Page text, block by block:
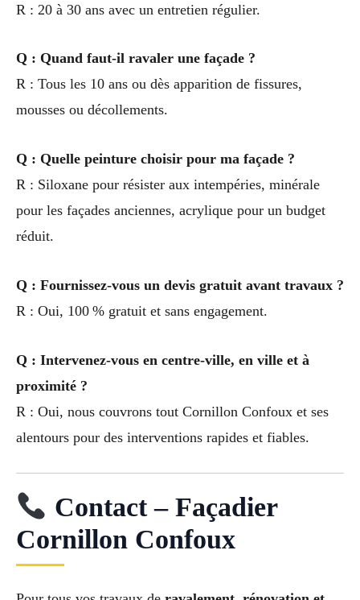
R : 20 à 30 ans avec un entretien régulier.
Q : Quand faut-il ravaler une façade ?
R : Tous les 10 ans ou dès apparition de fissures,
mousses ou décollements.
Q : Quelle peinture choisir pour ma façade ?
R : Siloxane pour résister aux intempéries, minérale
pour les façades anciennes, acrylique pour un budget
réduit.
Q : Fournissez-vous un devis gratuit avant travaux ?
R : Oui, 100 % gratuit et sans engagement.
Q : Intervenez-vous en centre-ville, en ville et à
proximité ?
R : Oui, nous couvrons tout Cornillon Confoux et ses
alentours pour des interventions rapides et fiables.
Contact – Façadier
Cornillon Confoux